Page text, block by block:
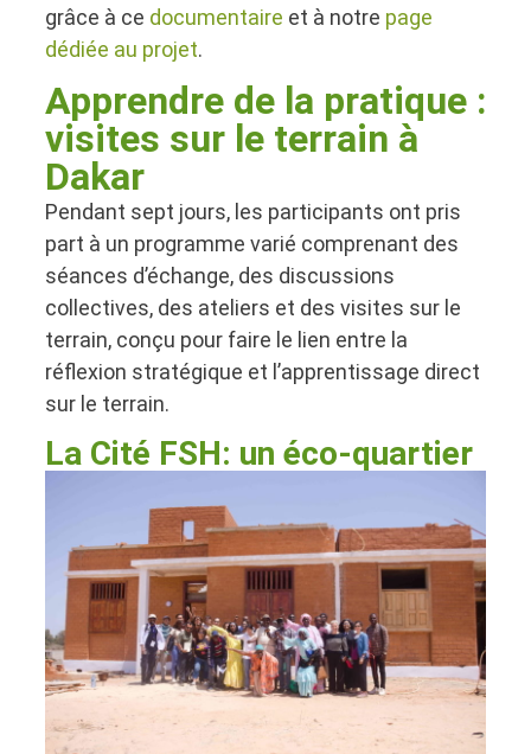
grâce à ce documentaire et à notre page
dédiée au projet.
Apprendre de la pratique :
visites sur le terrain à
Dakar
Pendant sept jours, les participants ont pris
part à un programme varié comprenant des
séances d’échange, des discussions
collectives, des ateliers et des visites sur le
terrain, conçu pour faire le lien entre la
réflexion stratégique et l’apprentissage direct
sur le terrain.
La Cité FSH: un éco-quartier